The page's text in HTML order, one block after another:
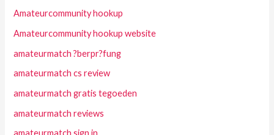
Amateurcommunity hookup
Amateurcommunity hookup website
amateurmatch ?berpr?fung
amateurmatch cs review
amateurmatch gratis tegoeden
amateurmatch reviews